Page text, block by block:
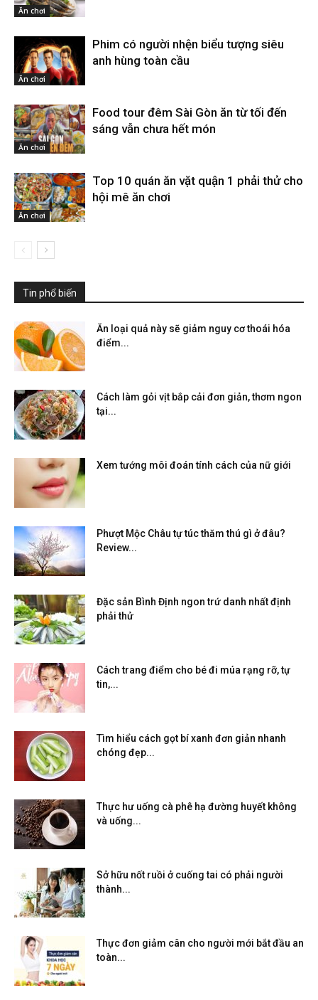
Ăn chơi
Ăn chơi
Phim có người nhện biểu tượng siêu
anh hùng toàn cầu
Ăn chơi
Food tour đêm Sài Gòn ăn từ tối đến
sáng vẫn chưa hết món
Ăn chơi
Top 10 quán ăn vặt quận 1 phải thử cho
hội mê ăn chơi
Tin phổ biến
Ăn loại quả này sẽ giảm nguy cơ thoái hóa
điểm...
Cách làm gỏi vịt bắp cải đơn giản, thơm ngon
tại...
Xem tướng môi đoán tính cách của nữ giới
Phượt Mộc Châu tự túc thăm thú gì ở đâu?
Review...
Đặc sản Bình Định ngon trứ danh nhất định
phải thử
Cách trang điểm cho bé đi múa rạng rỡ, tự
tin,...
Tìm hiểu cách gọt bí xanh đơn giản nhanh
chóng đẹp...
Thực hư uống cà phê hạ đường huyết không
và uống...
Sở hữu nốt ruồi ở cuống tai có phải người
thành...
Thực đơn giảm cân cho người mới bắt đầu an
toàn...